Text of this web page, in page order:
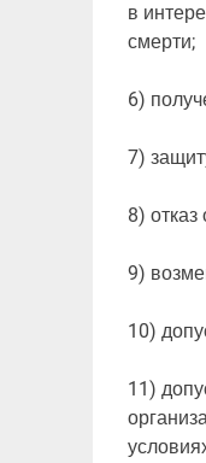
в
смерти;
6)
7)
8)
9)
10)
11)